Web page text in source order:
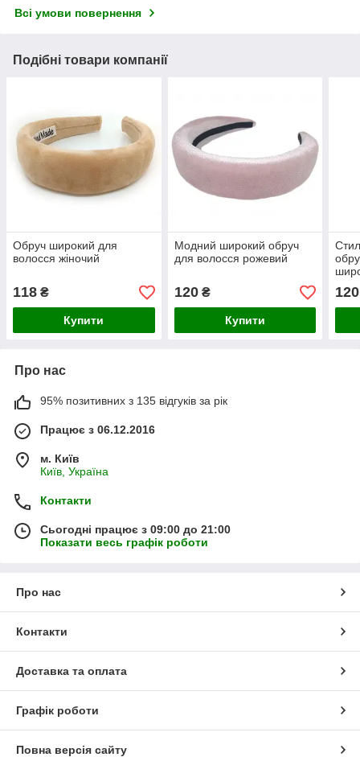
Всі умови повернення
Подібні товари компанії
Обруч широкий для
волосся жіночий
118 ₴
Купити
Модний широкий обруч
для волосся рожевий
120₴
Купити
120
Про нас
95% позитивних з 135 відгуків за рік
Працює з 06.12.2016
м. Київ
Київ, Україна
Контакти
Сьогодні працює з 09:00 до 21:00
Показати весь графік роботи
Про нас
Контакти
Доставка та оплата
Графік роботи
Повна версія сайту